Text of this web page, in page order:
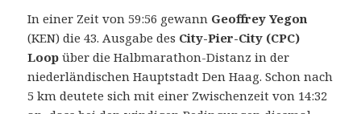
In einer Zeit von 59:56 gewann Geoffrey Yegon
(KEN) die 43. Ausgabe des City-Pier-City (CPC)
Loop über die Halbmarathon-Distanz in der
niederländischen Hauptstadt Den Haag.Schon nach
5 km deutete sich mit einer Zwischenzeit von 14:32